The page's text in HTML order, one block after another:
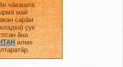
чӑвашла
май
сарӑм
ҫук
ӑна
илме